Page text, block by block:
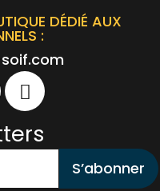
DÉDIÉ AUX
:
S’abonner